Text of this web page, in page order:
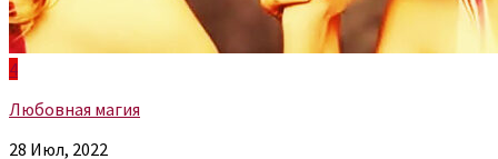
4
Любовная магия
28 Июл, 2022